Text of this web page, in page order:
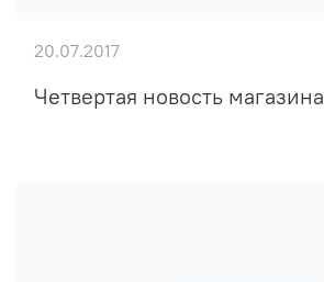
Четвертая новость магазина
20.07.2017